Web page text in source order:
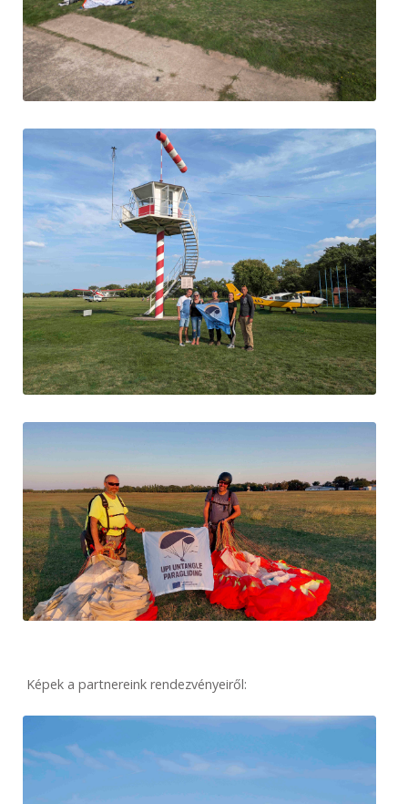
Képek a partnereink rendezvényeiről: